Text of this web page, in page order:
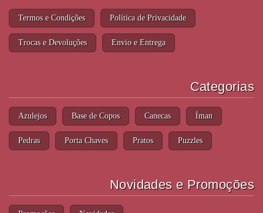
Termos e Condições Política de Privacidade
Trocas e Devoluções Envio e Entrega
Categorias
Azulejos Base de Copos Canecas Íman
Pedras Porta Chaves Pratos Puzzles
Novidades e Promoções